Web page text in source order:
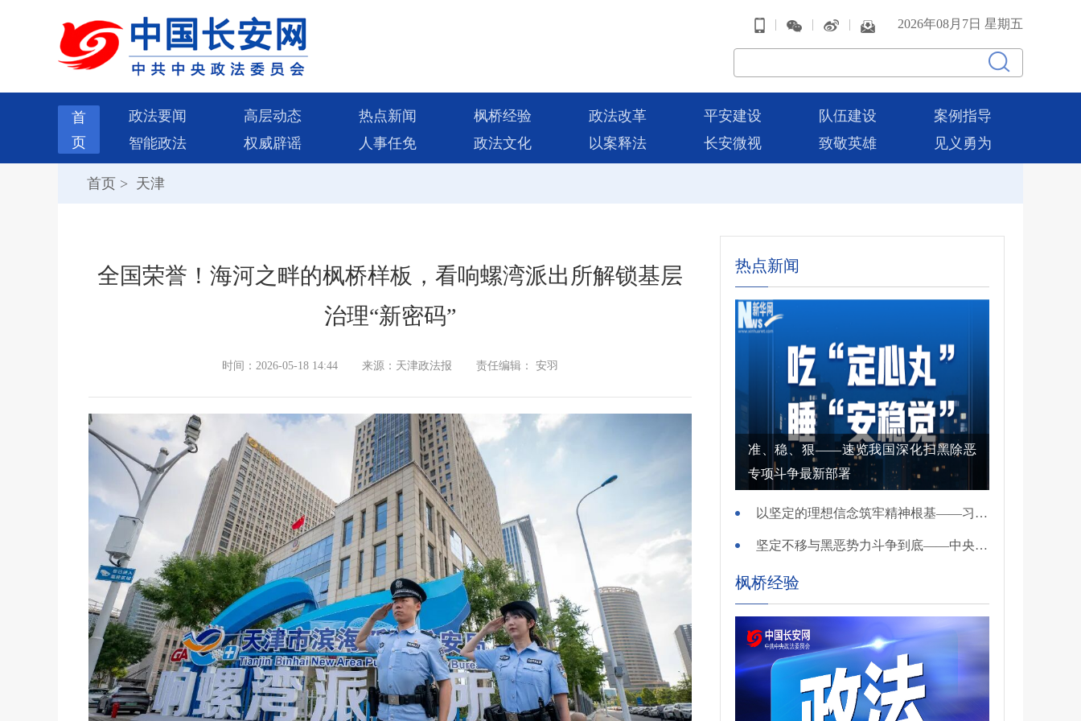
| | | 2026年08月7日 星期五
首
页
政法要闻 高层动态 热点新闻 枫桥经验 政法改革 平安建设 队伍建设
案例指导
智能政法
权威辟谣 人事任免 政法文化 以案释法 长安微视 致敬英雄 见义勇为
首页 > 天津
全国荣誉！海河之畔的枫桥样板，看响螺湾派出所解锁基层
治理“新密码”
时间：2026-05-18 14:44 来源：天津政法报 责任编辑： 安羽
热点新闻
准、稳、狠——速览我国深化扫黑除恶
专项斗争最新部署
以坚定的理想信念筑牢精神根基——习近平党建思想理论品格系列述评之一
坚定不移与黑恶势力斗争到底——中央政法委负责同志就开展深化扫黑除恶专项斗争有关问题答记者问
枫桥经验